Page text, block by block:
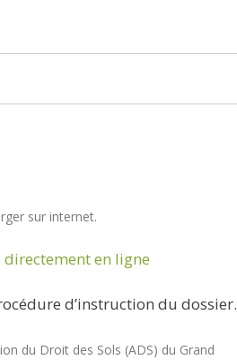
sur internet.
directement en ligne
d’instruction du dossier.
du Droit des Sols (ADS) du Grand